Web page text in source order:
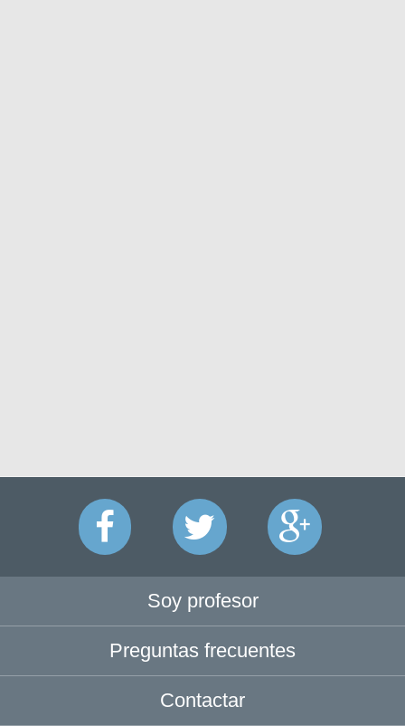
Soy profesor
Preguntas frecuentes
Contactar